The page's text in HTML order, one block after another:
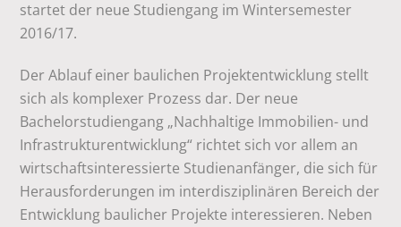
startet der neue Studiengang im Wintersemester
2016/17.
Der Ablauf einer baulichen Projektentwicklung stellt
sich als komplexer Prozess dar. Der neue
Bachelorstudiengang „Nachhaltige Immobilien- und
Infrastrukturentwicklung“ richtet sich vor allem an
wirtschaftsinteressierte Studienanfänger, die sich für
Herausforderungen im interdisziplinären Bereich der
Entwicklung baulicher Projekte interessieren. Neben